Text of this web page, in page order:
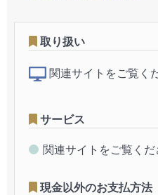
取り扱い
関連サイトをご覧く
サービス
関連サイトをご覧くだ
現金以外のお支払方法